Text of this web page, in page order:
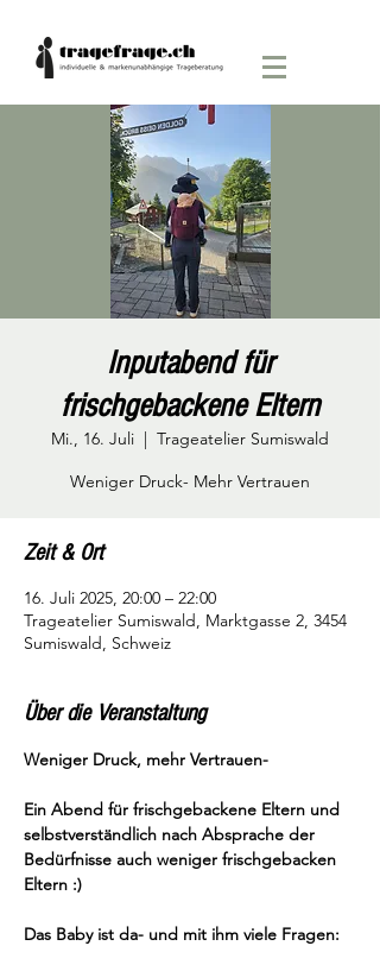
Inputabend für
frischgebackene Eltern
Mi., 16. Juli
  |
Trageatelier Sumiswald
Weniger Druck- Mehr Vertrauen
Zeit & Ort
16. Juli 2025, 20:00 – 22:00
Trageatelier Sumiswald, Marktgasse 2, 3454
Sumiswald, Schweiz
Über die Veranstaltung
Weniger Druck, mehr Vertrauen-
Ein Abend für frischgebackene Eltern und
selbstverständlich nach Absprache der
Bedürfnisse auch weniger frischgebacken
Eltern :)
Das Baby ist da- und mit ihm viele Fragen: